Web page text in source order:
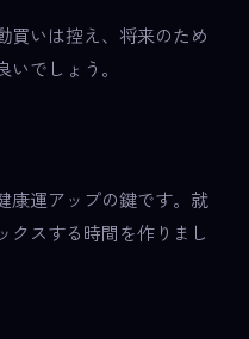
買いは控え、将来のため
でしょう。
康運アップの鍵です。就
クスする時間を作りまし